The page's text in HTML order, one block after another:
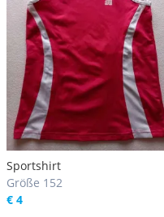
Sportshirt
Größe 152
€ 4